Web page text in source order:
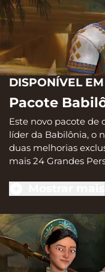
DISPONÍVEL
Pacote
Este novo pacote
líder da Babilônia, o
duas melhorias
mais 24 Grandes